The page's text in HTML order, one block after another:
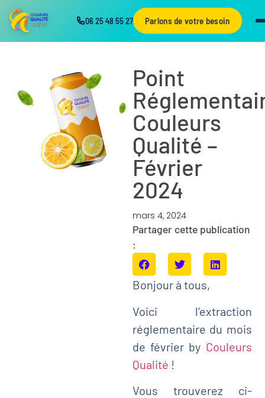
06 25 48 55 27 Parlons de votre besoin
Point
Couleurs
Qualité –
Février
2024
mars 4, 2024
Partager cette publication
:
Bonjour à tous,
Voici l’extraction
réglementaire du mois
de février by Couleurs
Qualité !
Vous trouverez ci-